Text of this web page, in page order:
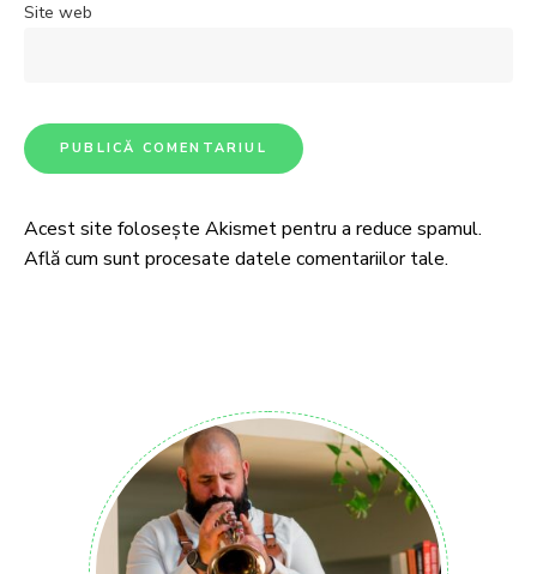
Site web
Acest site folosește Akismet pentru a reduce spamul.
Află cum sunt procesate datele comentariilor tale.